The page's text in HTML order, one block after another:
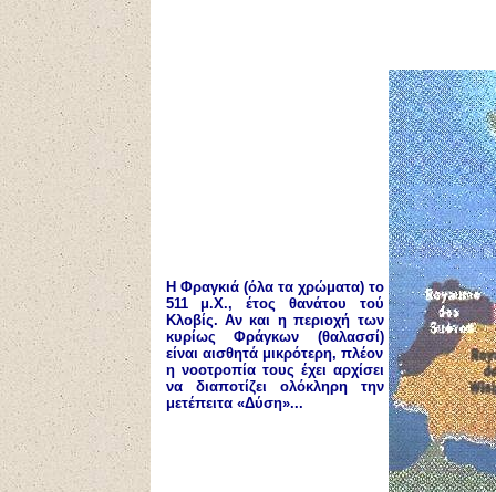
Η Φραγκιά (όλα τα χρώματα) το
511 μ.Χ., έτος θανάτου τού
Κλοβίς. Αν και η περιοχή των
κυρίως Φράγκων (θαλασσί)
είναι αισθητά μικρότερη, πλέον
η νοοτροπία τους έχει αρχίσει
να διαποτίζει ολόκληρη την
μετέπειτα «Δύση»...